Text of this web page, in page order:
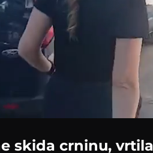
skida crninu,